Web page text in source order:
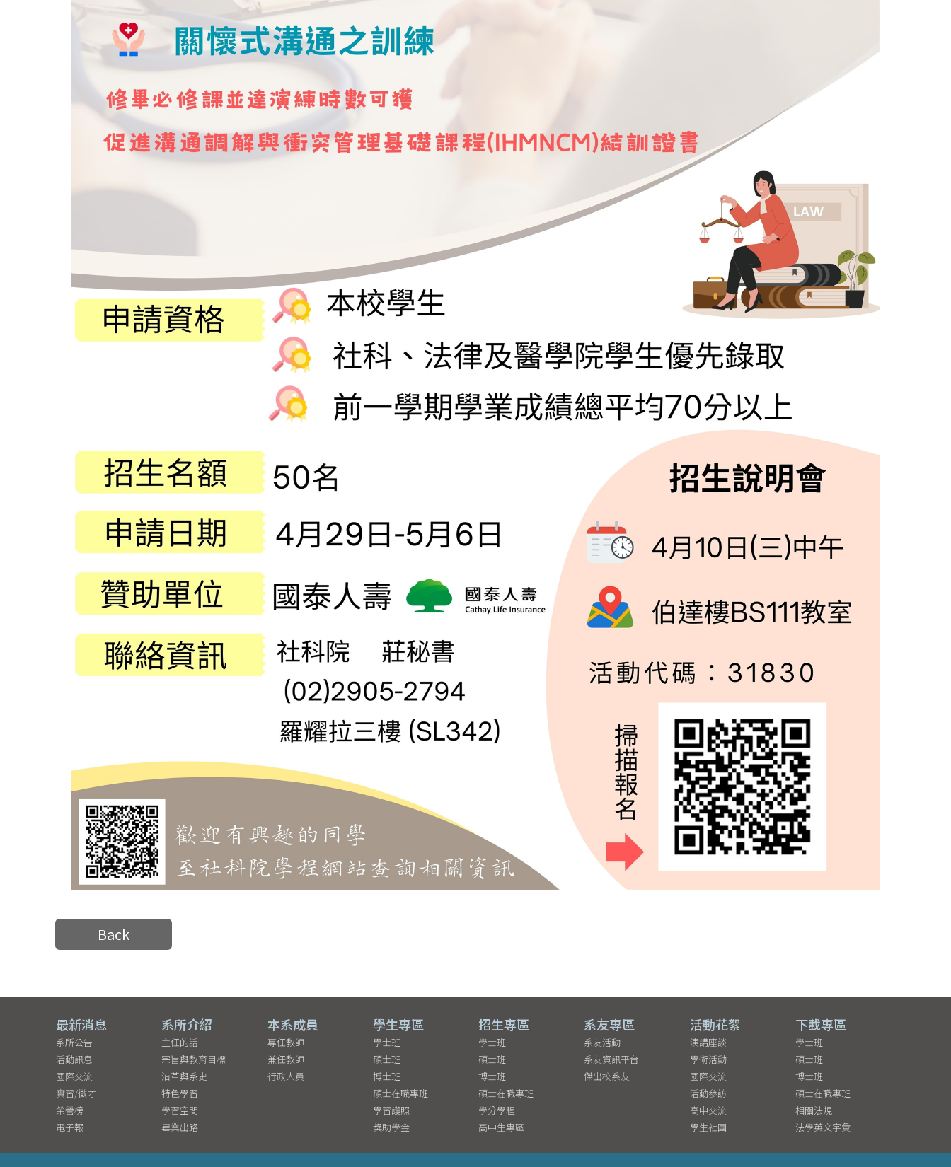
Back
最新消息
系所公告
活動訊息
國際交流
實習/徵才
榮譽榜
電子報
系所介紹
主任的話
宗旨與教育目標
沿革與系史
特色學習
學習空間
畢業出路
本系成員
專任教師
兼任教師
行政人員
學生專區
學士班
碩士班
博士班
碩士在職專班
學習護照
獎助學金
招生專區
學士班
碩士班
博士班
碩士在職專班
學分學程
高中生專區
系友專區
系友活動
系友資訊平台
傑出校系友
活動花絮
演講座談
學術活動
國際交流
活動參訪
高中交流
學生社團
下載專區
學士班
碩士班
博士班
碩士在職專班
相關法規
法學英文字彙